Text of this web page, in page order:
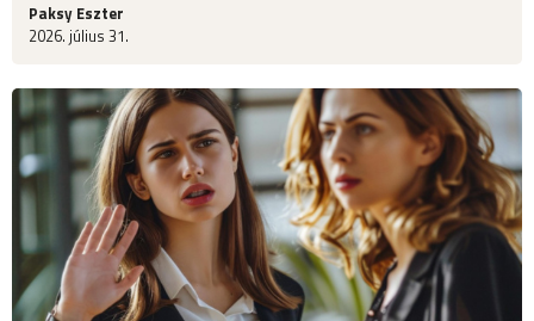
Paksy Eszter
2026. július 31.